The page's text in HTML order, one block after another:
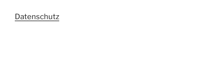
Datenschutz